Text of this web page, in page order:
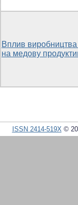
Вплив виробництва
на медову
ISSN 2414-519X©